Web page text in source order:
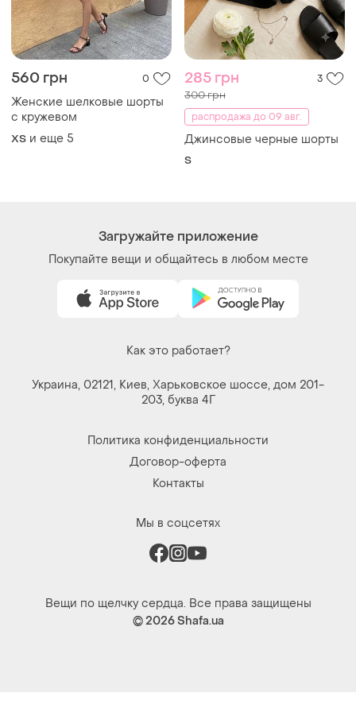
560 грн 0
Женские шелковые шорты
с кружевом
ХS и еще 5
285 грн 3
300 грн
распродажа до 09 авг.
Джинсовые черные шорты
S
Загружайте приложение
Покупайте вещи и общайтесь в любом месте
Как это работает?
Украина, 02121, Киев, Харьковское шоссе, дом 201-
203, буква 4Г
Политика конфиденциальности
Договор-оферта
Контакты
Мы в соцсетях
Вещи по щелчку сердца. Все права защищены
© 2026Shafa.ua